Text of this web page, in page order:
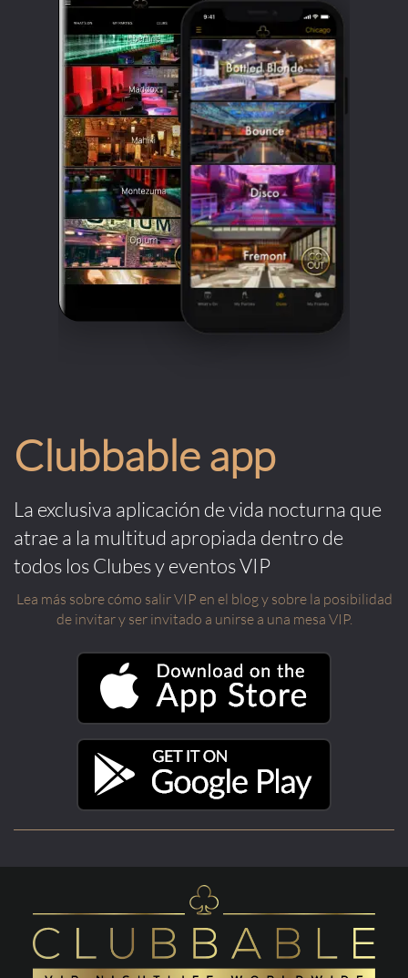
Clubbable app
La exclusiva aplicación de vida nocturna que
atrae a la multitud apropiada dentro de
todos los Clubes y eventos VIP
Lea más sobre cómo salir VIP en el blog y sobre la posibilidad
de invitar y ser invitado a unirse a una mesa VIP.